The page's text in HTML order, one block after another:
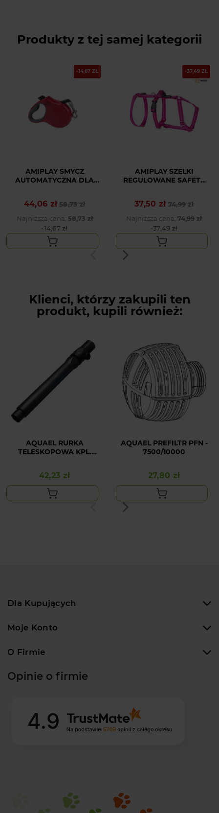
Produkty z tej samej kategorii
-14,67 ZŁ
AMIPLAY SMYCZ
AUTOMATYCZNA DLA
FREEDOM S
Cena podstawowa
58,73 zł
Cena
44,06 zł
Najniższa cena: 58,73 zł
-14,67 zł
-37,49 ZŁ
AMIPLAY SZELKI
REGULOWANE SAFETY
Cena podstawowa
74,99 zł
Cena
37,50 zł
Najniższa cena: 74,99 zł
-37,49 zł
Klienci, którzy zakupili ten
produkt, kupili również:
AQUAEL RURKA
TELESKOPOWA KPL.
Cena
42,23 zł
AQUAEL PREFILTR PFN -
7500/10000
Cena
27,80 zł
Dla Kupujących
Moje Konto
O Firmie
Opinie o firmie